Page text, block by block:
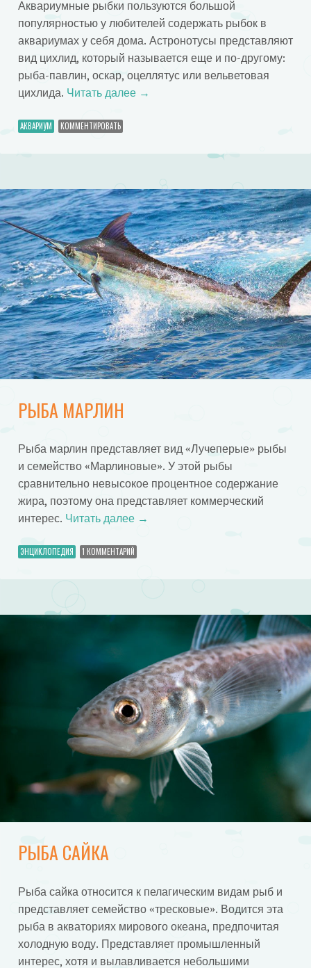
Аквариумные рыбки пользуются большой
популярностью у любителей содержать рыбок в
аквариумах у себя дома. Астронотусы представляют
вид цихлид, который называется еще и по-другому:
рыба-павлин, оскар, оцеллятус или вельветовая
цихлида. Читать далее →
АКВАРИУМ КОММЕНТИРОВАТЬ
РЫБА МАРЛИН
Рыба марлин представляет вид «Лучеперые» рыбы
и семейство «Марлиновые». У этой рыбы
сравнительно невысокое процентное содержание
жира, поэтому она представляет коммерческий
интерес. Читать далее →
ЭНЦИКЛОПЕДИЯ 1 КОММЕНТАРИЙ
РЫБА САЙКА
Рыба сайка относится к пелагическим видам рыб и
представляет семейство «тресковые». Водится эта
рыба в акваториях мирового океана, предпочитая
холодную воду. Представляет промышленный
интерес, хотя и вылавливается небольшими